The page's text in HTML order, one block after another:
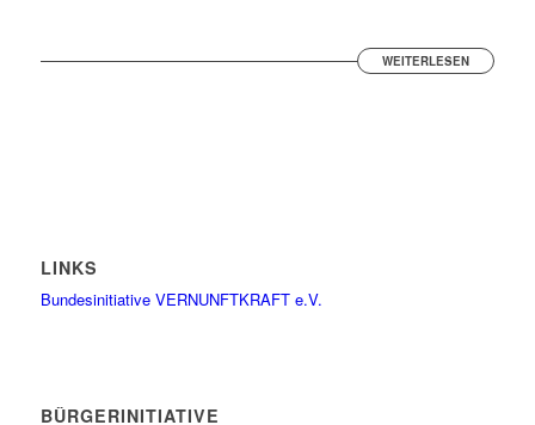
WEITERLESEN
LINKS
Bundesinitiative VERNUNFTKRAFT e.V.
BÜRGERINITIATIVE